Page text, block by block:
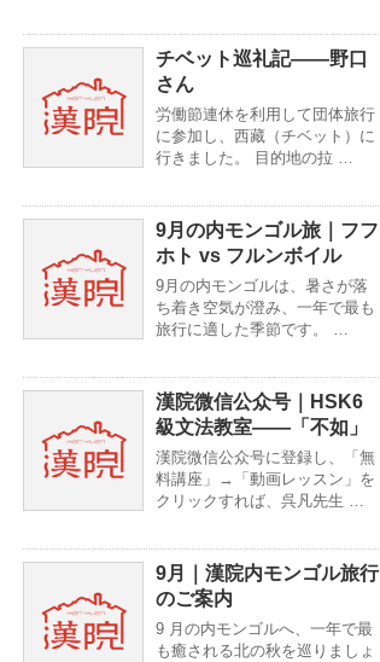
チベット巡礼記——野口
さん
労働節連休を利用して団体旅行
に参加し、西藏（チベット）に
行きました。 目的地の拉 …
9月の内モンゴル旅｜フフ
ホト vs フルンボイル
9月の内モンゴルは、暑さが落
ち着き空気が澄み、一年で最も
旅行に適した季節です。 …
漢院微信公众号｜HSK6
級文法教室——「不如」
漢院微信公众号に登録し、「無
料講座」→「動画レッスン」を
クリックすれば、呉凡先生 …
9月｜漢院内モンゴル旅行
のご案内
9 月の内モンゴルへ、一年で最
も癒される北の秋を巡りましょ